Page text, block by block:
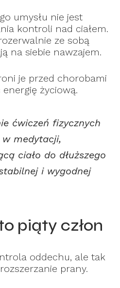
umysłu nie jest
kontroli nad ciałem.
ze sobą
na siebie nawzajem.
je przed chorobami
życiową.
ćwiczeń fizycznych
medytacji,
ciało do dłuższego
i wygodnej
piąty człon
oddechu, ale tak
prany.